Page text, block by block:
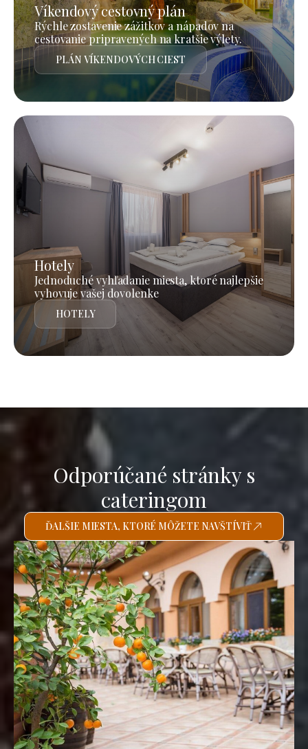
Víkendový cestovný plán
Rýchle zostavenie zážitkov a nápadov na
cestovanie pripravených na kratšie výlety.
PLÁN VÍKENDOVÝCH CIEST
Hotely
Jednoduché vyhľadanie miesta, ktoré najlepšie
vyhovuje vašej dovolenke
HOTELY
Odporúčané stránky s
cateringom
ĎALŠIE MIESTA, KTORÉ MÔŽETE NAVŠTÍVIŤ